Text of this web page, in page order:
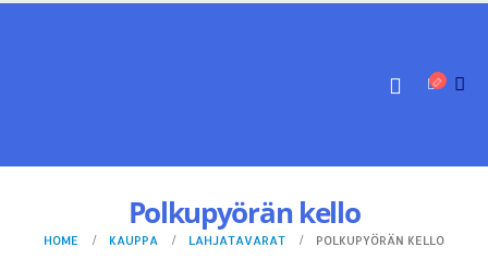
Polkupyörän kello
HOME KAUPPA LAHJATAVARAT POLKUPYÖRÄN KELLO